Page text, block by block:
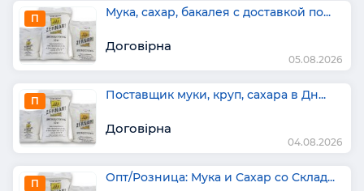
П Мука, сахар, бакалея с доставкой по...
Договірна
05.08.2026
П Поставщик муки, круп, сахара в Дн...
Договірна
04.08.2026
П Опт/Розница: Мука и Сахар со Склад...